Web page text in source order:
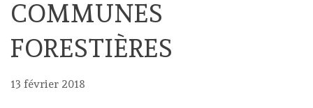
COMMUNES
FORESTIÈRES
13 février 2018